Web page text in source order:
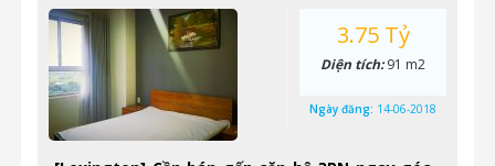
3.75 Tỷ
Diện tích:91 m2
Ngày đăng: 14-06-2018